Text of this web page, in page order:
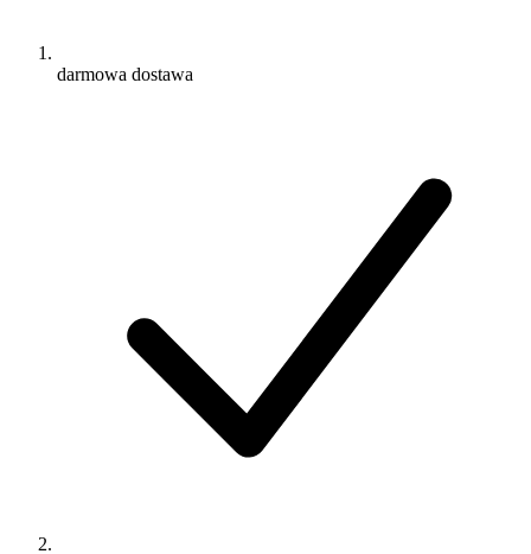
darmowa dostawa